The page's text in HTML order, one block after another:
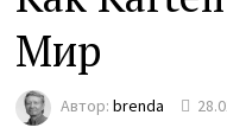
Мир
Автор:brenda